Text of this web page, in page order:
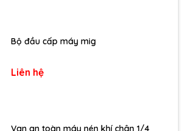
Bộ đầu cấp máy mig
Liên hệ
Van an toàn máy nén khí chân 1/4